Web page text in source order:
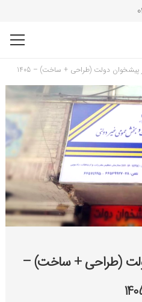
پیشخوان دولت (طراحی + ساخت) – 1405
(طراحی + ساخت) –